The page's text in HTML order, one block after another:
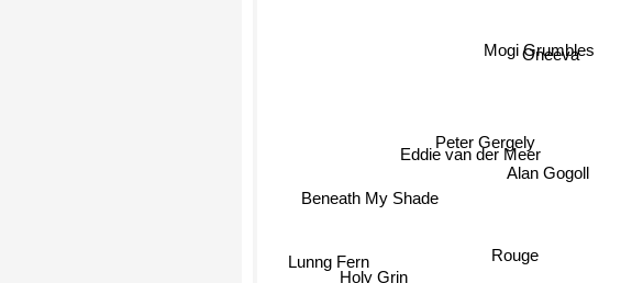
Oneeva
Alan Gogoll
Eddie van der Meer
Lunng Fern
Beneath My Shade